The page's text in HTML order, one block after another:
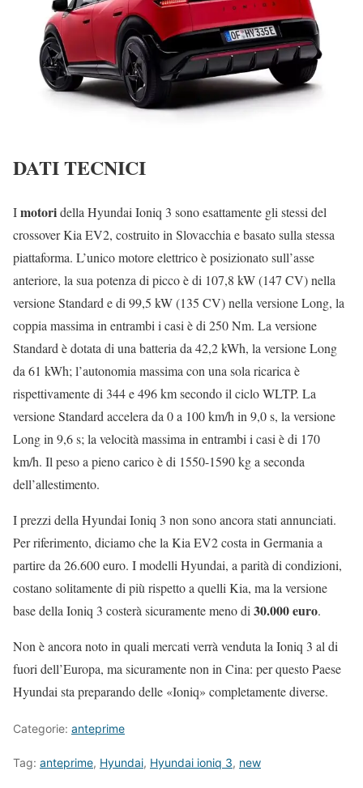
DATI TECNICI
Imotoridella Hyundai Ioniq 3 sono esattamente gli stessi del
crossover Kia EV2, costruito in Slovacchia e basato sulla stessa
piattaforma. L’unico motore elettrico è posizionato sull’asse
anteriore, la sua potenza di picco è di 107,8 kW (147 CV) nella
versione Standard e di 99,5 kW (135 CV) nella versione Long, la
coppia massima in entrambi i casi è di 250 Nm. La versione
Standard è dotata di una batteria da 42,2 kWh, la versione Long
da 61 kWh; l’autonomia massima con una sola ricarica è
rispettivamente di 344 e 496 km secondo il ciclo WLTP. La
versione Standard accelera da 0 a 100 km/h in 9,0 s, la versione
Long in 9,6 s; la velocità massima in entrambi i casi è di 170
km/h. Il peso a pieno carico è di 1550-1590 kg a seconda
dell’allestimento.
I prezzi della Hyundai Ioniq 3 non sono ancora stati annunciati.
Per riferimento, diciamo che la Kia EV2 costa in Germania a
partire da 26.600 euro. I modelli Hyundai, a parità di condizioni,
costano solitamente di più rispetto a quelli Kia, ma la versione
base della Ioniq 3 costerà sicuramente meno di30.000 euro.
Non è ancora noto in quali mercati verrà venduta la Ioniq 3 al di
fuori dell’Europa, ma sicuramente non in Cina: per questo Paese
Hyundai sta preparando delle «Ioniq» completamente diverse.
Categorie: anteprime
Tag: anteprime, Hyundai, Hyundai ioniq 3, new